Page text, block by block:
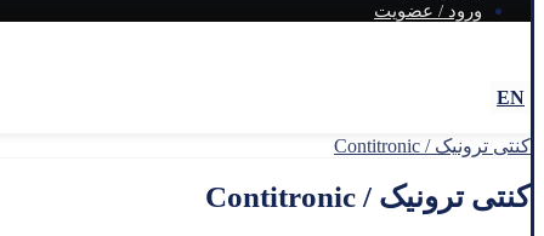
ورود / عضویت
EN
کنتی ترونیک / Contitronic
کنتی ترونیک / Contitronic